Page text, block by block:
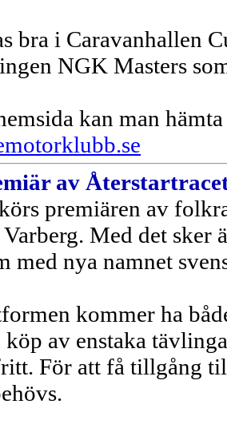
bra i Caravanhallen
NGK Masters
kan man
av
premiären av
Med det sker
med nya namnet
kommer ha
köp av enstaka
För att få tillgång